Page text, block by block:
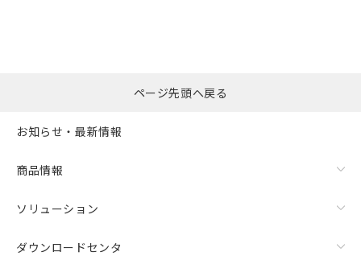
ページ先頭へ戻る
お知らせ・最新情報
商品情報
ソリューション
ダウンロードセンタ